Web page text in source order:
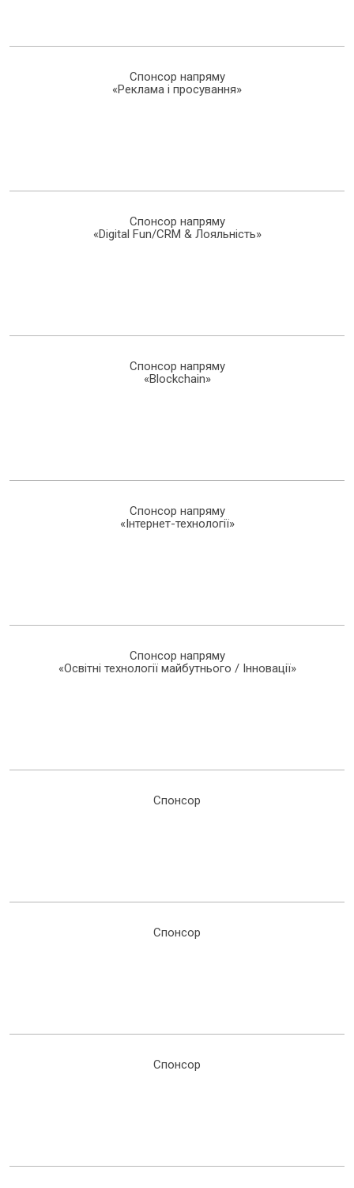
Спонсор напряму
«Реклама і просування»
Спонсор напряму
«Digital Fun/CRM & Лояльність»
Спонсор напряму
«Blockchain»
Спонсор напряму
«Інтернет-технології»
Спонсор напряму
«Освітні технології майбутнього / Інновації»
Спонсор
Спонсор
Спонсор